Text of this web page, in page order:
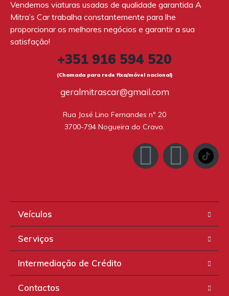
Vendemos viaturas usadas de qualidade garantida A
Mitra’s Car trabalha constantemente para lhe
proporcionar os melhores negócios e garantir a sua
satisfação!
+351 916 594 520
(Chamada para rede fixa/móvel nacional)
geralmitrascar@gmail.com
Rua José Lino Fernandes nº 20
3700-794 Nogueira do Cravo.
Veículos
Serviços
Intermediação de Crédito
Contactos